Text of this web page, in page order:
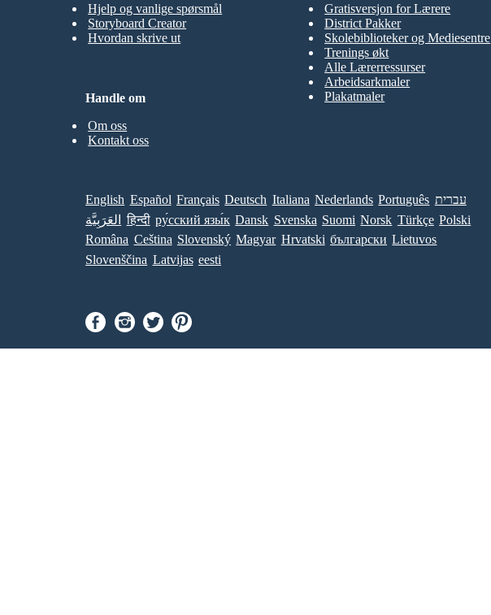
Hjelp og vanlige spørsmål
Storyboard Creator
Hvordan skrive ut
Gratisversjon for Lærere
District Pakker
Skolebiblioteker og Mediesentre
Trenings økt
Alle Lærerressurser
Arbeidsarkmaler
Plakatmaler
Handle om
Om oss
Kontakt oss
English Español Français Deutsch Italiana Nederlands Português עברית
العَرَبِيَّة
हिन्दी ру́сский язы́к Dansk Svenska Suomi Norsk Türkçe Polski
Româna Ceština Slovenský Magyar Hrvatski български Lietuvos
Slovenščina Latvijas eesti